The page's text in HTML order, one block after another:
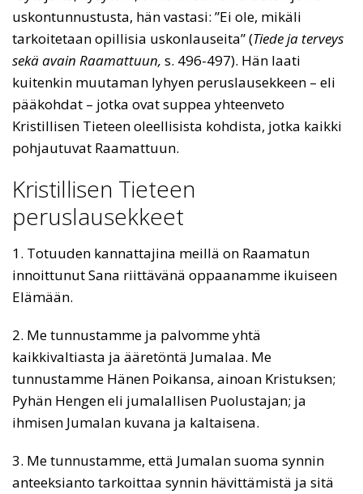
uskontunnustusta, hän vastasi: ”Ei ole, mikäli
tarkoitetaan opillisia uskonlauseita” (Tiede ja terveys
sekä avain Raamattuun, s. 496-497). Hän laati
kuitenkin muutaman lyhyen peruslausekkeen – eli
pääkohdat – jotka ovat suppea yhteenveto
Kristillisen Tieteen oleellisista kohdista, jotka kaikki
pohjautuvat Raamattuun.
Kristillisen Tieteen
peruslausekkeet
1. Totuuden kannattajina meillä on Raamatun
innoittunut Sana riittävänä oppaanamme ikuiseen
Elämään.
2. Me tunnustamme ja palvomme yhtä
kaikkivaltiasta ja ääretöntä Jumalaa. Me
tunnustamme Hänen Poikansa, ainoan Kristuksen;
Pyhän Hengen eli jumalallisen Puolustajan; ja
ihmisen Jumalan kuvana ja kaltaisena.
3. Me tunnustamme, että Jumalan suoma synnin
anteeksianto tarkoittaa synnin hävittämistä ja sitä